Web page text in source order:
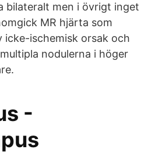
bilateralt men i övrigt inget
MR hjärta som
icke-ischemisk orsak och
nodulerna i höger
-